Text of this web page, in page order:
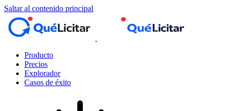
Saltar al contenido principal
Producto
Precios
Explorador
Casos de éxito